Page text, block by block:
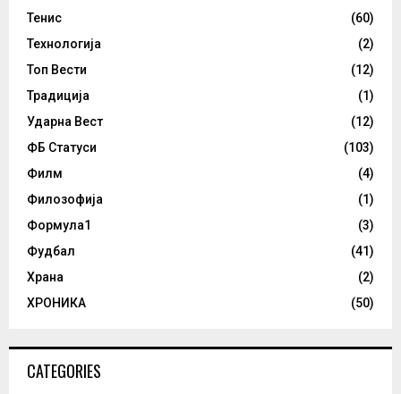
Тенис
(60)
Технологија
(2)
Топ Вести
(12)
Традиција
(1)
Ударна Вест
(12)
ФБ Статуси
(103)
Филм
(4)
Филозофија
(1)
Формула1
(3)
Фудбал
(41)
Храна
(2)
ХРОНИКА
(50)
CATEGORIES